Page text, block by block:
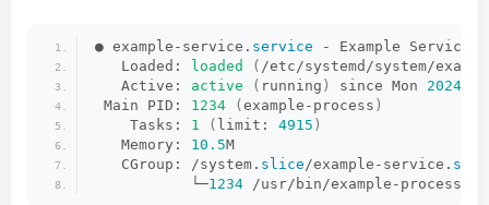
● example-service. service - Example Service
   Loaded:
loaded ( /etc/systemd/system/
   Active:
active ( running ) since Mon 2024
Main PID: 1234 ( example-process )
    Tasks:
1 ( limit: 4915 )
   Memory:
10.5M
   CGroup: /system.
slice/example-service.
           └─
1234 /usr/bin/example-process